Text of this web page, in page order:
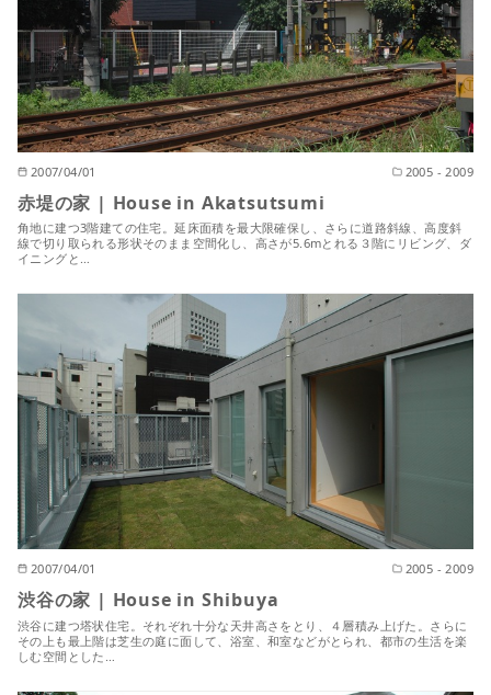
2007/04/01 2005 - 2009
赤堤の家 | House in Akatsutsumi
角地に建つ3階建ての住宅。延床面積を最大限確保し、さらに道路斜線、高度斜
線で切り取られる形状そのまま空間化し、高さが5.6mとれる３階にリビング、ダ
イニングと…
2007/04/01 2005 - 2009
渋谷の家 | House in Shibuya
渋谷に建つ塔状住宅。それぞれ十分な天井高さをとり、４層積み上げた。さらに
その上も最上階は芝生の庭に面して、浴室、和室などがとられ、都市の生活を楽
しむ空間とした…